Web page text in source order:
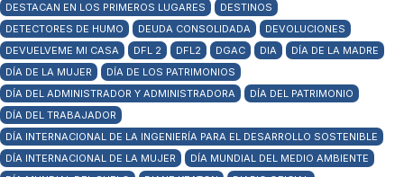
DESTACAN EN LOS PRIMEROS LUGARES
DESTINOS
DETECTORES DE HUMO
DEUDA CONSOLIDADA
DEVOLUCIONES
DEVUELVEME MI CASA
DFL 2 DFL2 DGAC DIA
DÍA DE LA MADRE
DÍA DE LA MUJER
DÍA DE LOS PATRIMONIOS
DÍA DEL ADMINISTRADOR Y ADMINISTRADORA
DÍA DEL PATRIMONIO
DÍA DEL TRABAJADOR
DÍA INTERNACIONAL DE LA INGENIERÍA PARA EL DESARROLLO SOSTENIBLE
DÍA INTERNACIONAL DE LA MUJER
DÍA MUNDIAL DEL MEDIO AMBIENTE